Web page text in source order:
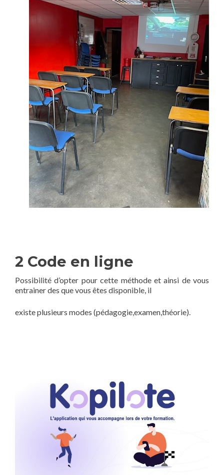
2 Code en ligne
Possibilité d’opter pour cette méthode et ainsi de vous
entrainer des que vous êtes disponible, il
existe plusieurs modes (pédagogie,examen,théorie).